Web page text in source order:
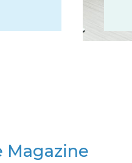
Magazine